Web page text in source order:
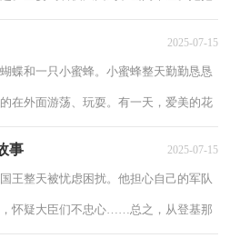
2025-07-15
蝶和一只小蜜蜂。小蜜蜂整天勤勤恳恳
在外面游荡、玩耍。有一天，爱美的花
事 2025-07-15
王整天被忧虑困扰。他担心自己的军队
怀疑大臣们不忠心……总之，从登基那